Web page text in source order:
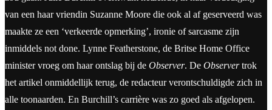
van een haar vriendin Suzanne Moore die ook al af geserveerd was
maakte ze een ‘verkeerde opmerking’, ironie of sarcasme zijn
inmiddels not done. Lynne Featherstone, de Britse Home Office
minister vroeg om haar ontslag bij de Observer. De Observertrok
het artikel onmiddellijk terug, de redacteur verontschuldigde zich in
alle toonaarden. En Burchill’s carrière was zo goed als afgelopen.